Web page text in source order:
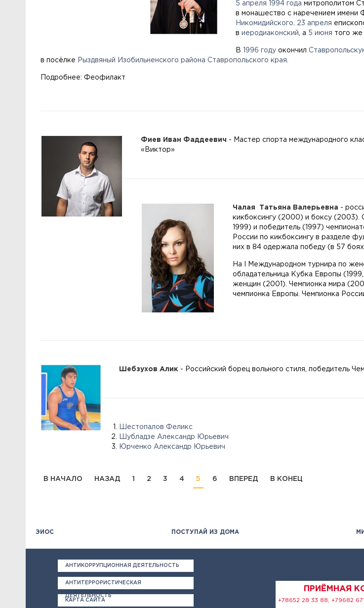
5 апреля 1994 года митрополитом
в монашество с наречением имени
Никомидийского
23 апреля
в иеродиаконский , а 5 июня того же
В 1996 году окончил
в посёлке
Рыздвяный Изобильненского района Ставропольского края
Подробнее: Феофилакт
Фиев Иван Фаддеевич - Мастер спорта международного
«Виктор»
Чалая Татьяна Валерьевна -
кикбоксингу (2000) и боксу (2003).
1999) и победитель (1997)
России по кикбоксингу в разделе
них в 84 одержала победу (в 57 боях
На I Международном турнира по
обладательница Кубка Европы
женщин (2001). Чемпионка мира
чемпионка Европы. Чемпионка
Шебзухов Алик - Российский борец вольного стиля, победитель
Шестопалов Феликс
Шубладзе Александр Юрьевич
Юрченко Александр Юрьевич
В НАЧАЛО НАЗАД 1 2 3 4 5 6 ВПЕРЕД В КОНЕЦ
ЭИОС ПОСТУПАЙ ИЗ ДОМА
АНТИКОРРУПЦИОННАЯ ДЕЯТЕЛЬНОСТЬ
АНТИТЕРРОРИСТИЧЕСКАЯ
ДЕЯТЕЛЬНОСТЬ
КАРТА САЙТА
ПРИЁМНАЯ
+78652 28 33 88, +79682